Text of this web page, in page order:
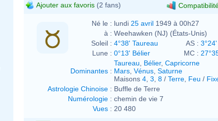
Ajouter aux favoris (2 fans)
Né le : lundi 25 avril 1949 à 00h27
à : Weehawken (NJ) (États-Unis)
Soleil : 4°38' Taureau AS :
Lune : 0°13' Bélier MC :
Dominantes :
Taureau Bélier, Capricorne
Mars Vénus Saturne
Maisons 4 3 8 / Terre Feu /
Astrologie Chinoise : Buffle de Terre
Numérologie : chemin de vie 7
Vues : 20 480